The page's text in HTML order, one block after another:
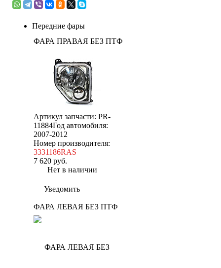
Передние фары
ФАРА ПРАВАЯ БЕЗ ПТФ
Артикул запчасти: PR-
11884Год автомобиля:
2007-2012
Номер производителя:
3331186RAS
7 620 руб.
Нет в наличии
Уведомить
ФАРА ЛЕВАЯ БЕЗ ПТФ